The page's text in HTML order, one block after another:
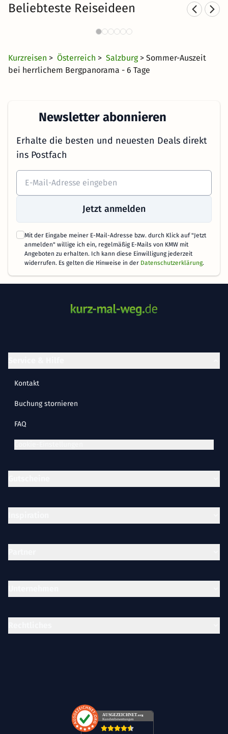
Beliebteste Reiseideen
Skiurlaub in den Alpen
2183 Angebote
Kurzreisen > Österreich > Salzburg > Sommer-Auszeit
bei herrlichem Bergpanorama - 6 Tage
Newsletter abonnieren
Erhalte die besten und neuesten Deals direkt
ins Postfach
Jetzt anmelden
Mit der Eingabe meiner E-Mail-Adresse bzw. durch Klick auf "Jetzt
anmelden" willige ich ein, regelmäßig E-Mails von KMW mit
Angeboten zu erhalten. Ich kann diese Einwilligung jederzeit
widerrufen. Es gelten die Hinweise in der Datenschutzerklärung.
AUSGEZEICHNET.org
Kundenbewertungen
Kontakt
Buchung stornieren
FAQ